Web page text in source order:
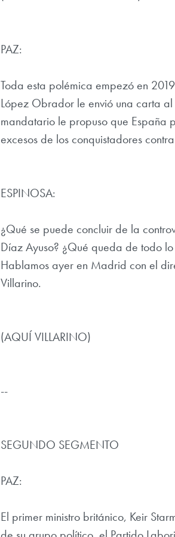
PAZ:
Toda esta polémica empezó en
López Obrador le envió una carta
mandatario le propuso que España
excesos de los conquistadores
ESPINOSA:
¿Qué se puede concluir de la
Díaz Ayuso? ¿Qué queda de todo
Hablamos ayer en Madrid con el
Villarino.
(AQUÍ VILLARINO)
--
SEGUNDO SEGMENTO
PAZ:
El primer ministro británico, Keir